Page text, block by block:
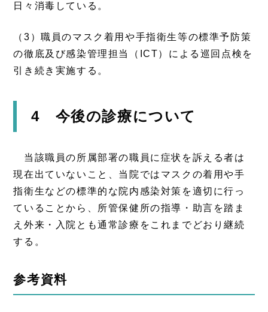
日々消毒している。
（3）職員のマスク着用や手指衛生等の標準予防策
の徹底及び感染管理担当（ICT）による巡回点検を
引き続き実施する。
4 今後の診療について
当該職員の所属部署の職員に症状を訴える者は
現在出ていないこと、当院ではマスクの着用や手
指衛生などの標準的な院内感染対策を適切に行っ
ていることから、所管保健所の指導・助言を踏ま
え外来・入院とも通常診療をこれまでどおり継続
する。
参考資料